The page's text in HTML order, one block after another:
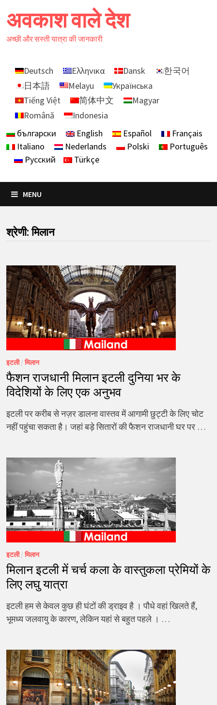
to
content
अवकाश वाले देश
अच्छी और सस्ती यात्रा की जानकारी
Deutsch Ελληνικα Dansk
한국어
日本語
Melayu
Українська
Tiếng Việt
简体中文
Magyar
Română
Indonesia
български
English Español
Français
Italiano
Nederlands Polski
Português
Русский
Türkçe
MENU
श्रेणी:मिलान
इटली/मिलान
फैशन राजधानी मिलान इटली दुनिया भर के
विदेशियों के लिए एक अनुभव
इटली पर करीब से नज़र डालना वास्तव में आगामी छुट्टी के लिए चोट
नहीं पहुंचा सकता है। जहां बड़े सितारों की फैशन राजधानी घर पर …
इटली/मिलान
मिलान इटली में चर्च कला के वास्तुकला प्रेमियों के
लिए लघु यात्रा
इटली हम से केवल कुछ ही घंटों की ड्राइव है । पौधे वहां खिलते हैं,
भूमध्य जलवायु के कारण, लेकिन यहां से बहुत पहले । …